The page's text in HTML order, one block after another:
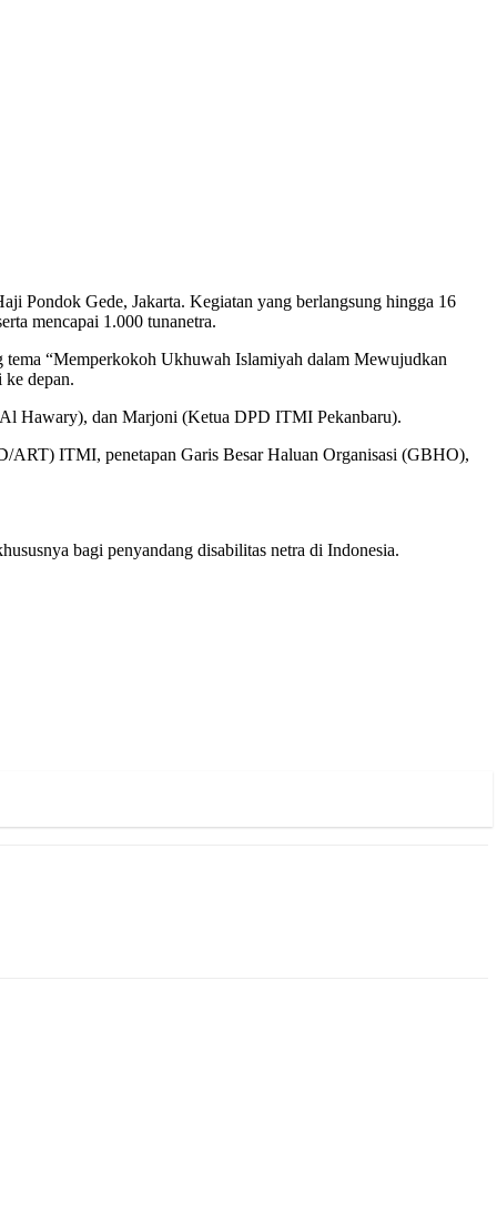
Pondok Gede, Jakarta. Kegiatan yang berlangsung hingga 16
mencapai 1.000 tunanetra.
“Memperkokoh Ukhuwah Islamiyah dalam Mewujudkan
ke depan.
Hawary), dan Marjoni (Ketua DPD ITMI Pekanbaru).
ART) ITMI, penetapan Garis Besar Haluan Organisasi (GBHO),
bagi penyandang disabilitas netra di Indonesia.